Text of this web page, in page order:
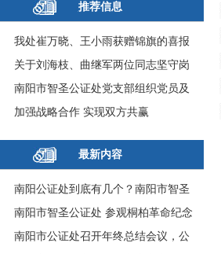
推荐信息
我处崔万晓、王小雨获赠锦旗的喜报
关于刘海枝、曲继军两位同志坚守岗
位、竭诚为民服务的通报表扬
南阳市智圣公证处党支部组织党员及
积极分子接受廉政文化警示教育
加强战略合作 实现双方共赢
最新内容
南阳公证处到底有几个？南阳市智圣
公证处来告诉你
南阳市智圣公证处 参观桐柏革命纪念
馆 缅怀革命先烈 传承红色精神
南阳市公证处召开年终总结会议，公